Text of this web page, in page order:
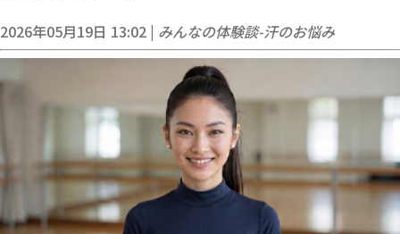
2026年05月19日 13:02 | みんなの体験談-汗のお悩み